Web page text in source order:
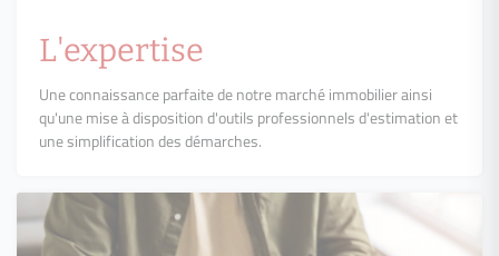
L'expertise
Une connaissance parfaite de notre marché immobilier ainsi
qu'une mise à disposition d'outils professionnels d'estimation et
une simplification des démarches.